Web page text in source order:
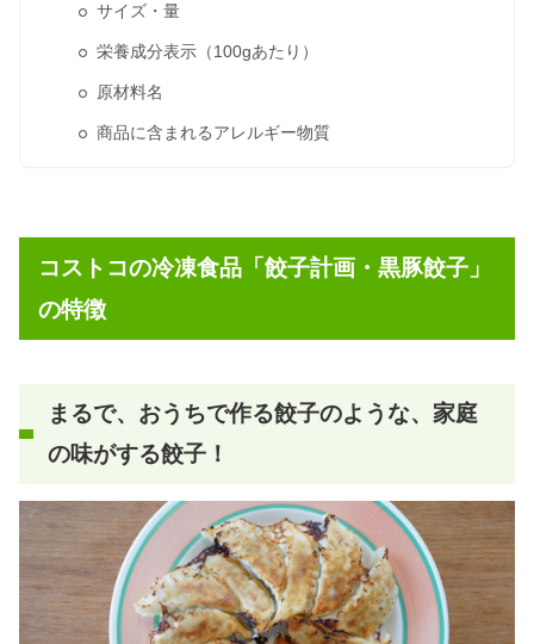
サイズ・量
栄養成分表示（100gあたり）
原材料名
商品に含まれるアレルギー物質
コストコの冷凍食品「餃子計画・黒豚餃子」
の特徴
まるで、おうちで作る餃子のような、家庭
の味がする餃子！